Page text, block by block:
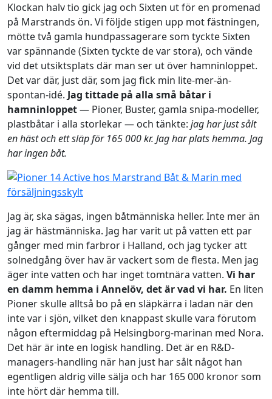
Klockan halv tio gick jag och Sixten ut för en promenad
på Marstrands ön. Vi följde stigen upp mot fästningen,
mötte två gamla hundpassagerare som tyckte Sixten
var spännande (Sixten tyckte de var stora), och vände
vid det utsiktsplats där man ser ut över hamninloppet.
Det var där, just där, som jag fick min lite-mer-än-
spontan-idé. Jag tittade på alla små båtar i
hamninloppet— Pioner, Buster, gamla snipa-modeller,
plastbåtar i alla storlekar — och tänkte: jag har just sålt
en häst och ett släp för 165 000 kr. Jag har plats hemma. Jag
har ingen båt.
Jag är, ska sägas, ingen båtmänniska heller. Inte mer än
jag är hästmänniska. Jag har varit ut på vatten ett par
gånger med min farbror i Halland, och jag tycker att
solnedgång över hav är vackert som de flesta. Men jag
äger inte vatten och har inget tomtnära vatten. Vi har
en damm hemma i Annelöv, det är vad vi har. En liten
Pioner skulle alltså bo på en släpkärra i ladan när den
inte var i sjön, vilket den knappast skulle vara förutom
någon eftermiddag på Helsingborg-marinan med Nora.
Det här är inte en logisk handling. Det är en R&D-
managers-handling när han just har sålt något han
egentligen aldrig ville sälja och har 165 000 kronor som
inte hört där hemma till.